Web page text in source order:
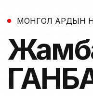
МОНГОЛ АРДЫН